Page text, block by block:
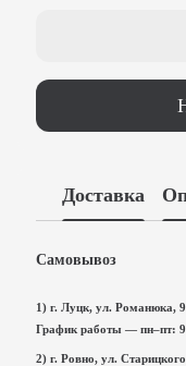
Доставка
Самовывоз
1) г. Луцк, ул. Романюка, 9
График работы — пн–пт:
2) г. Ровно, ул.